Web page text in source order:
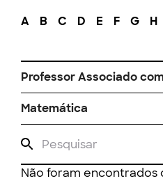
A B C D E F G H
Professor Associado
Matemática
Não foram encontrados